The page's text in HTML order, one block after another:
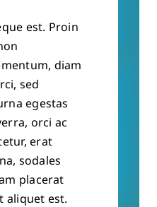
est. Proin
diam
sed
egestas
orci ac
erat
sodales
placerat
aliquet est.